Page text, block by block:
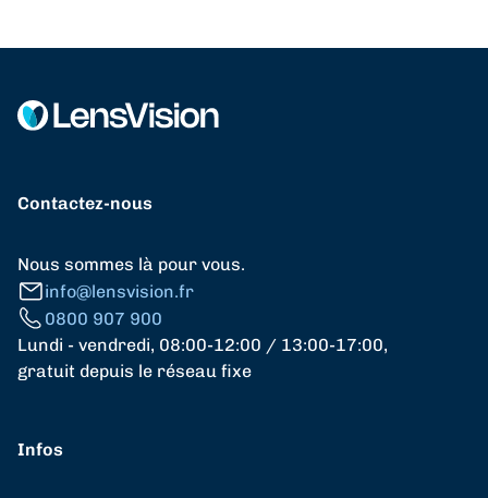
Contactez-nous
Nous sommes là pour vous.
info@lensvision.fr
0800 907 900
Lundi - vendredi, 08:00-12:00 / 13:00-17:00,
gratuit depuis le réseau fixe
Infos